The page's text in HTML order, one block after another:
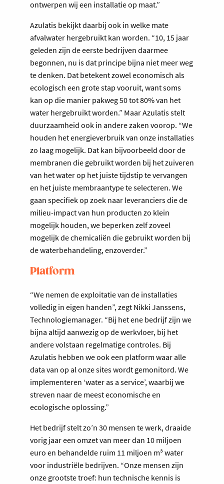
ontwerpen wij een installatie op maat.”
Azulatis bekijkt daarbij ook in welke mate
afvalwater hergebruikt kan worden. “10, 15 jaar
geleden zijn de eerste bedrijven daarmee
begonnen, nu is dat principe bijna niet meer weg
te denken. Dat betekent zowel economisch als
ecologisch een grote stap vooruit, want soms
kan op die manier pakweg 50 tot 80% van het
water hergebruikt worden.” Maar Azulatis stelt
duurzaamheid ook in andere zaken voorop. “We
houden het energieverbruik van onze installaties
zo laag mogelijk. Dat kan bijvoorbeeld door de
membranen die gebruikt worden bij het zuiveren
van het water op het juiste tijdstip te vervangen
en het juiste membraantype te selecteren. We
gaan specifiek op zoek naar leveranciers die de
milieu-impact van hun producten zo klein
mogelijk houden, we beperken zelf zoveel
mogelijk de chemicaliën die gebruikt worden bij
de waterbehandeling, enzoverder.”
Platform
“We nemen de exploitatie van de installaties
volledig in eigen handen”, zegt Nikki Janssens,
Technologiemanager. “Bij het ene bedrijf zijn we
bijna altijd aanwezig op de werkvloer, bij het
andere volstaan regelmatige controles. Bij
Azulatis hebben we ook een platform waar alle
data van op al onze sites wordt gemonitord. We
implementeren ‘water as a service’, waarbij we
streven naar de meest economische en
ecologische oplossing.”
Het bedrijf stelt zo’n 30 mensen te werk, draaide
vorig jaar een omzet van meer dan 10 miljoen
euro en behandelde ruim 11 miljoen m³ water
voor industriële bedrijven. “Onze mensen zijn
onze grootste troef: hun technische kennis is